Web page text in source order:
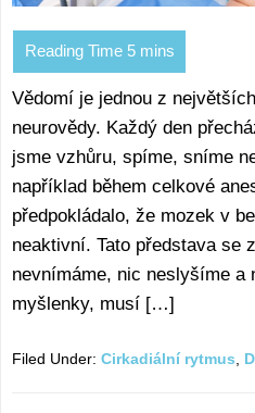
Vědomí je jednou z
neurovědy. Každý den
jsme vzhůru, spíme, sníme
například během celkové
předpokládalo, že mozek v
neaktivní. Tato představa se
nevnímáme, nic neslyšíme a
myšlenky, musí […]
Filed Under: Cirkadiální rytmus